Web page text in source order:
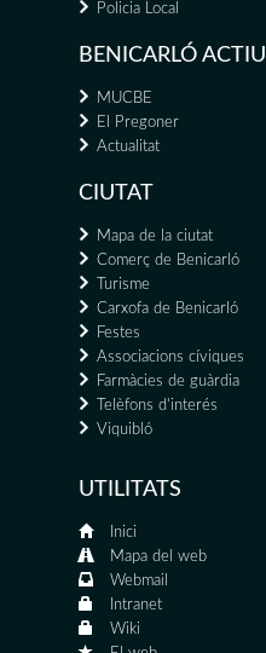
Policia Local
BENICARLÓ ACTIU
MUCBE
El Pregoner
Actualitat
CIUTAT
Mapa de la ciutat
Comerç de Benicarló
Turisme
Carxofa de Benicarló
Festes
Associacions cíviques
Farmàcies de guàrdia
Telèfons d'interés
Viquibló
UTILITATS
Inici
Mapa del web
Webmail
Intranet
Wiki